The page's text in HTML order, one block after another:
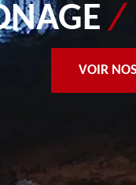
/
VOIR